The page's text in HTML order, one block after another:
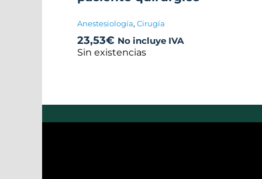
Anestesiología, Cirugía
23,53€ No incluye IVA
Sin existencias